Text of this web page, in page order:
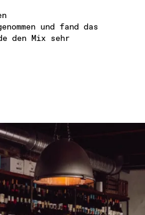
und fand das
den Mix sehr